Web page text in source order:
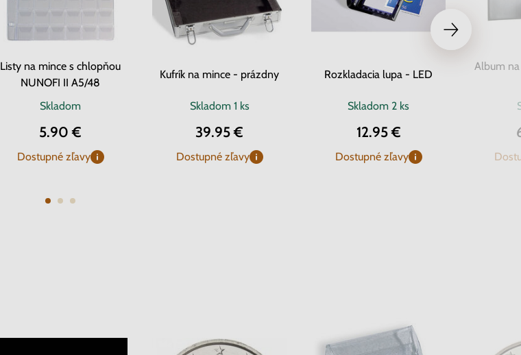
Listy na mince s chlopňou
NUNOFI II A5/48
Skladom
5.90 €
Dostupné zľavy
Kufrík na mince - prázdny
Skladom 1 ks
39.95 €
Dostupné zľavy
Rozkladacia lupa - LED
Skladom 2 ks
12.95 €
Dostupné zľavy
Album